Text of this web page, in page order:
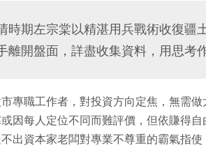
時期左宗棠以精湛用兵戰術收復疆
離開盤面，詳盡收集資料，用思考
專職工作者，對投資方向定焦，無需
因每人定位不同而難評價，但依賺得
出資本家老闆對專業不尊重的霸氣指